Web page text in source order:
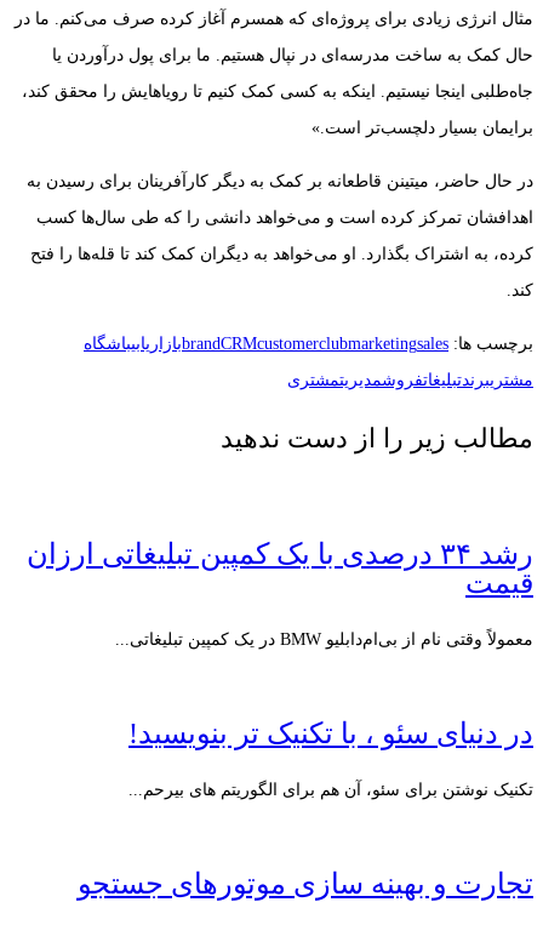
مثال انرژی زیادی برای پروژه‌ای که همسرم آغاز کرده صرف می‌کنم. ما در
حال کمک به ساخت مدرسه‌ای در نپال هستیم. ما برای پول درآوردن یا
جاه‌طلبی اینجا نیستیم. اینکه به کسی کمک کنیم تا رویاهایش را محقق کند،
برایمان بسیار دلچسب‌تر است.»
در حال حاضر، میتینن قاطعانه بر کمک به دیگر کارآفرینان برای رسیدن به
اهدافشان تمرکز کرده است و می‌خواهد دانشی را که طی سال‌ها کسب
کرده، به اشتراک بگذارد. او می‌خواهد به دیگران کمک کند تا قله‌ها را فتح
کند.
برچسب ها: brandCRMcustomerclubmarketingsales بازاریابیباشگاه
مشتریبرندتبلیغاتفروشمدیریتمشتری
مطالب زیر را از دست ندهید
رشد ۳۴ درصدی با یک کمپین تبلیغاتی ارزان
قیمت
معمولاً وقتی نام از بی‌ام‌دابلیو BMW در یک کمپین تبلیغاتی...
در دنیای سئو ، با تکنیک تر بنویسید!
تکنیک نوشتن برای سئو، آن هم برای الگوریتم های بیرحم...
تجارت و بهینه سازی موتورهای جستجو